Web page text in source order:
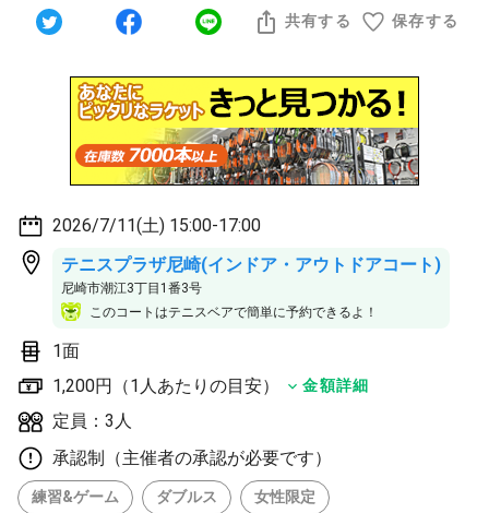
共有する 保存する
2026/7/11(土) 15:00-17:00
テニスプラザ尼崎(インドア・アウトドアコート)
尼崎市潮江3丁目1番3号
このコートはテニスベアで簡単に予約できるよ！
1面
1,200円（1人あたりの目安）
金額詳細
定員：3人
承認制（主催者の承認が必要です）
練習&ゲーム ダブルス 女性限定